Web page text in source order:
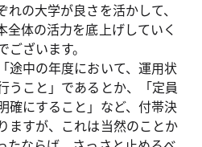
の大学が良さを活かして、
全体の活力を底上げしていく
ざいます。
途中の年度において、運用状
うこと」であるとか、「定員
確にすること」など、付帯決
ますが、これは当然のことか